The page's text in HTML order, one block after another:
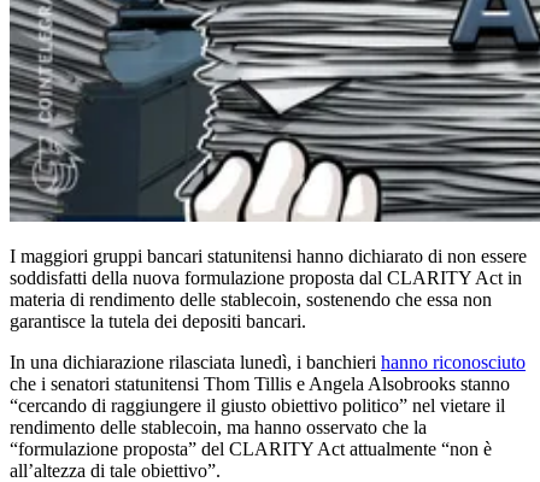
I maggiori gruppi bancari statunitensi hanno dichiarato di non essere
soddisfatti della nuova formulazione proposta dal CLARITY Act in
materia di rendimento delle stablecoin, sostenendo che essa non
garantisce la tutela dei depositi bancari.
In una dichiarazione rilasciata lunedì, i banchieri hanno riconosciuto
che i senatori statunitensi Thom Tillis e Angela Alsobrooks stanno
“cercando di raggiungere il giusto obiettivo politico” nel vietare il
rendimento delle stablecoin, ma hanno osservato che la
“formulazione proposta” del CLARITY Act attualmente “non è
all’altezza di tale obiettivo”.